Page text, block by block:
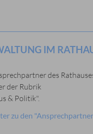
IM
des
der Rubrik
& Politik".
zu den